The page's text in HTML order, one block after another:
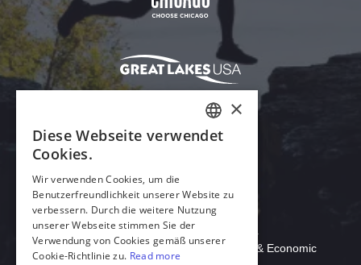
Acrobat Reader herunterladen
© 2026 Illinois Department of Commerce & Economic